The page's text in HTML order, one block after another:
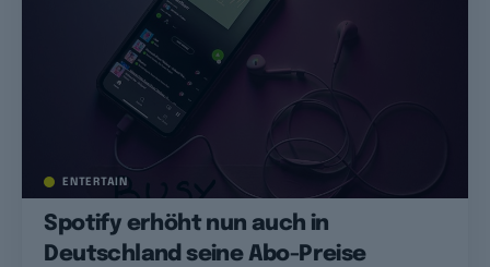
ENTERTAIN
Spotify erhöht nun auch in
Deutschland seine Abo-Preise